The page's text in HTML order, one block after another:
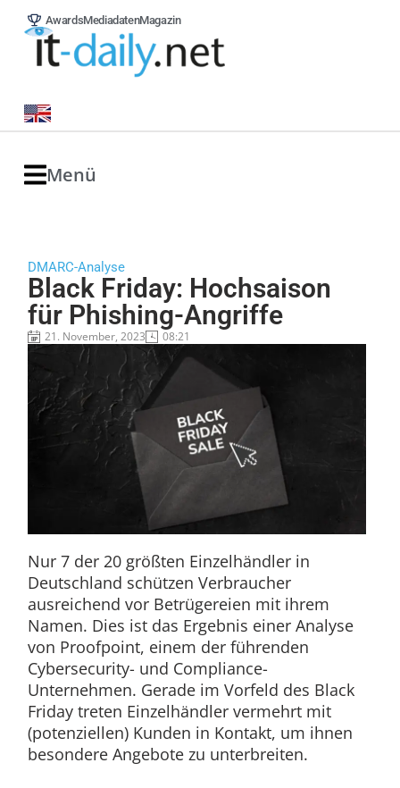
AwardsMediadatenMagazin
Menü
DMARC-Analyse
Black Friday: Hochsaison
für Phishing-Angriffe
21. November, 2023 08:21
Nur 7 der 20 größten Einzelhändler in
Deutschland schützen Verbraucher
ausreichend vor Betrügereien mit ihrem
Namen. Dies ist das Ergebnis einer Analyse
von Proofpoint, einem der führenden
Cybersecurity- und Compliance-
Unternehmen. Gerade im Vorfeld des Black
Friday treten Einzelhändler vermehrt mit
(potenziellen) Kunden in Kontakt, um ihnen
besondere Angebote zu unterbreiten.